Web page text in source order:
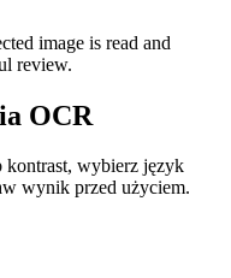
image is read and
review.
OCR
kontrast, wybierz język
wynik przed użyciem.